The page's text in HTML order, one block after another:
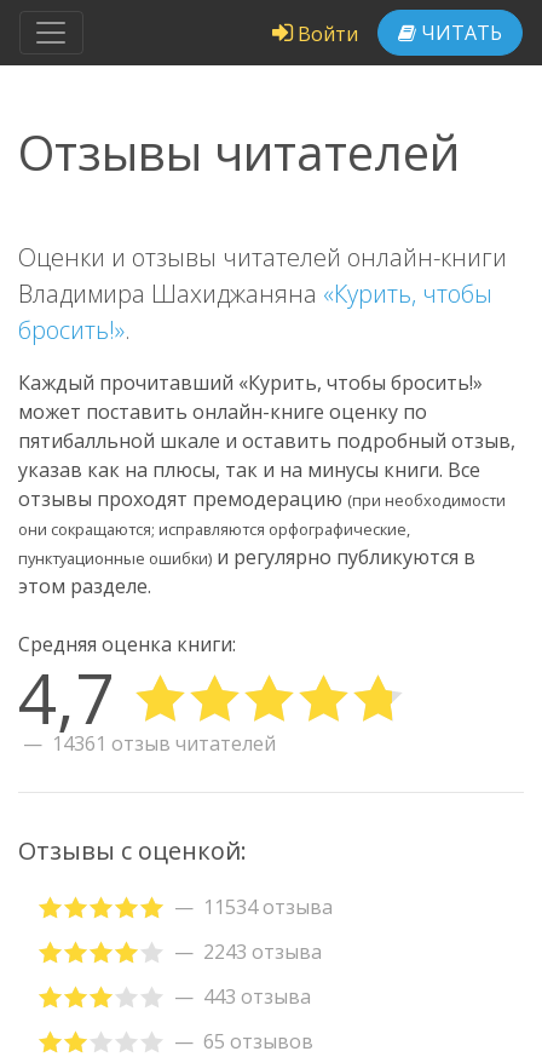
Войти ЧИТАТЬ
Отзывы читателей
Оценки и отзывы читателей онлайн-книги
Владимира Шахиджаняна «Курить, чтобы
бросить!».
Каждый прочитавший «Курить, чтобы бросить!»
может поставить онлайн-книге оценку по
пятибалльной шкале и оставить подробный отзыв,
указав как на плюсы, так и на минусы книги. Все
отзывы проходят премодерацию (при необходимости
они сокращаются; исправляются орфографические,
пунктуационные ошибки) и регулярно публикуются в
этом разделе.
Средняя оценка книги:
4,7
14361 отзыв читателей
Отзывы с оценкой:
11534 отзыва
2243 отзыва
443 отзыва
65 отзывов